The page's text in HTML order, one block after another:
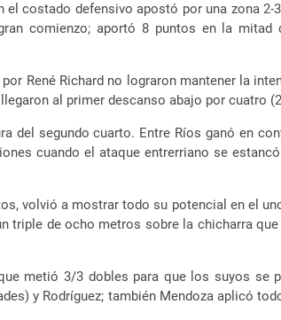
costado defensivo apostó por una zona 2-
comienzo; aportó 8 puntos en la mitad
René Richard no lograron mantener la
al primer descanso abajo por cuatro
del segundo cuarto. Entre Ríos ganó en
cuando el ataque entrerriano se estancó
volvió a mostrar todo su potencial en el
triple de ocho metros sobre la chicharra
metió 3/3 dobles para que los suyos se
y Rodríguez; también Mendoza aplicó